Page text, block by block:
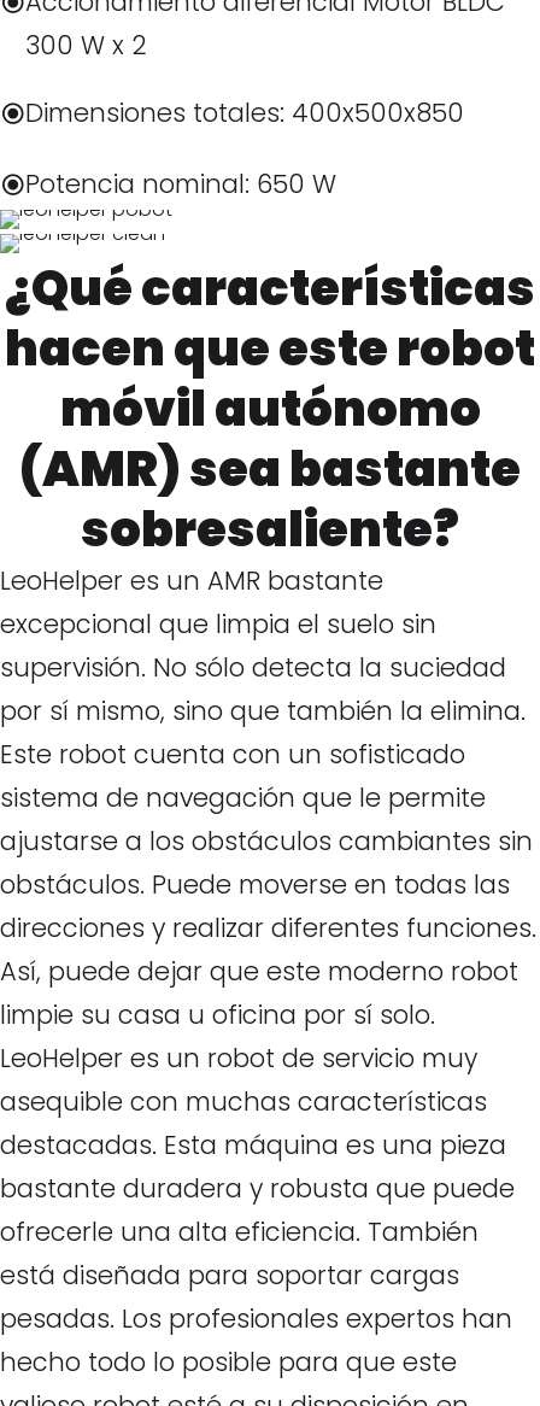
300 W x 2
Dimensiones totales: 400x500x850
Potencia nominal: 650 W
¿Qué características
hacen que este robot
móvil autónomo
(AMR) sea bastante
sobresaliente?
LeoHelper es un AMR bastante
excepcional que limpia el suelo sin
supervisión. No sólo detecta la suciedad
por sí mismo, sino que también la elimina.
Este robot cuenta con un sofisticado
sistema de navegación que le permite
ajustarse a los obstáculos cambiantes sin
obstáculos. Puede moverse en todas las
direcciones y realizar diferentes funciones.
Así, puede dejar que este moderno robot
limpie su casa u oficina por sí solo.
LeoHelper es un robot de servicio muy
asequible con muchas características
destacadas. Esta máquina es una pieza
bastante duradera y robusta que puede
ofrecerle una alta eficiencia. También
está diseñada para soportar cargas
pesadas. Los profesionales expertos han
hecho todo lo posible para que este